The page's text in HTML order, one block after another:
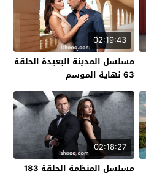
02:19:43
مسلسل المدينة البعيدة الحلقة
63 نهاية الموسم
02:18:27
مسلسل المنظمة الحلقة 183